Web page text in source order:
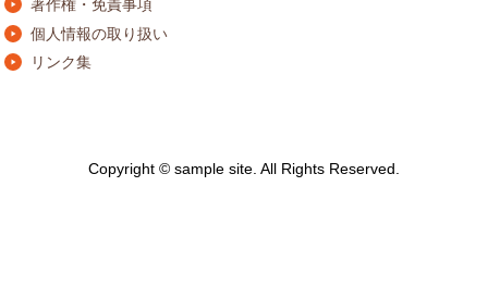
著作権・免責事項
個人情報の取り扱い
リンク集
Copyright © sample site. All Rights Reserved.